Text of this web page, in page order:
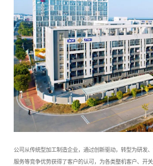
公司从传统型加工制造企业，通过创新驱动，转型为研发
服务等竞争优势获得了客户的认可，为各类整机客户、开